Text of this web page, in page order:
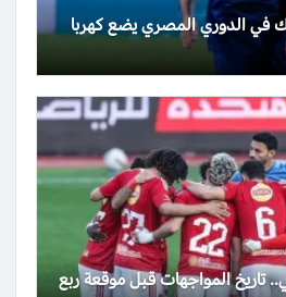
في الدوري المصري يضع كهربا
تاريخ المواجهات قبل موقعة ربع